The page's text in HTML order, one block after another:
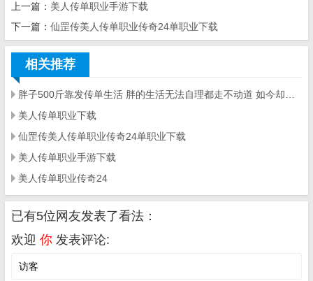
上一篇： 美人传单职业手游下载
下一篇： 仙罡传美人传单职业传奇24单职业下载
相关推荐
美人传单职业下载
仙罡传美人传单职业传奇24单职业下载
美人传单职业手游下载
美人传单职业传奇24
已有5位网友发表了看法：
欢迎 你 发表评论: